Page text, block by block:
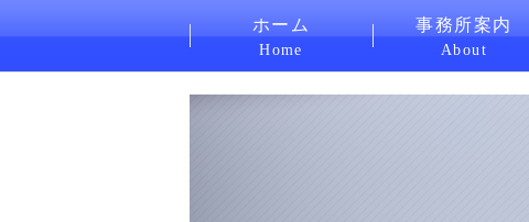
ホーム
Home
事務所案内
About